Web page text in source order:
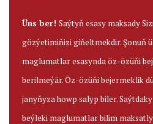
Üns ber! Saýtyň esasy maksady
gözýetimiňizi giňeltmekdir. Şonuň
maglumatlar esasynda öz-özüňi
berilmeýär. Öz-özüňi bejermeklik
janyňyza howp salyp biler.
beýleki maglumatlar bilim